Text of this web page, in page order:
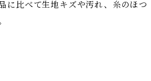
に比べて生地キズや汚れ、糸のほつ